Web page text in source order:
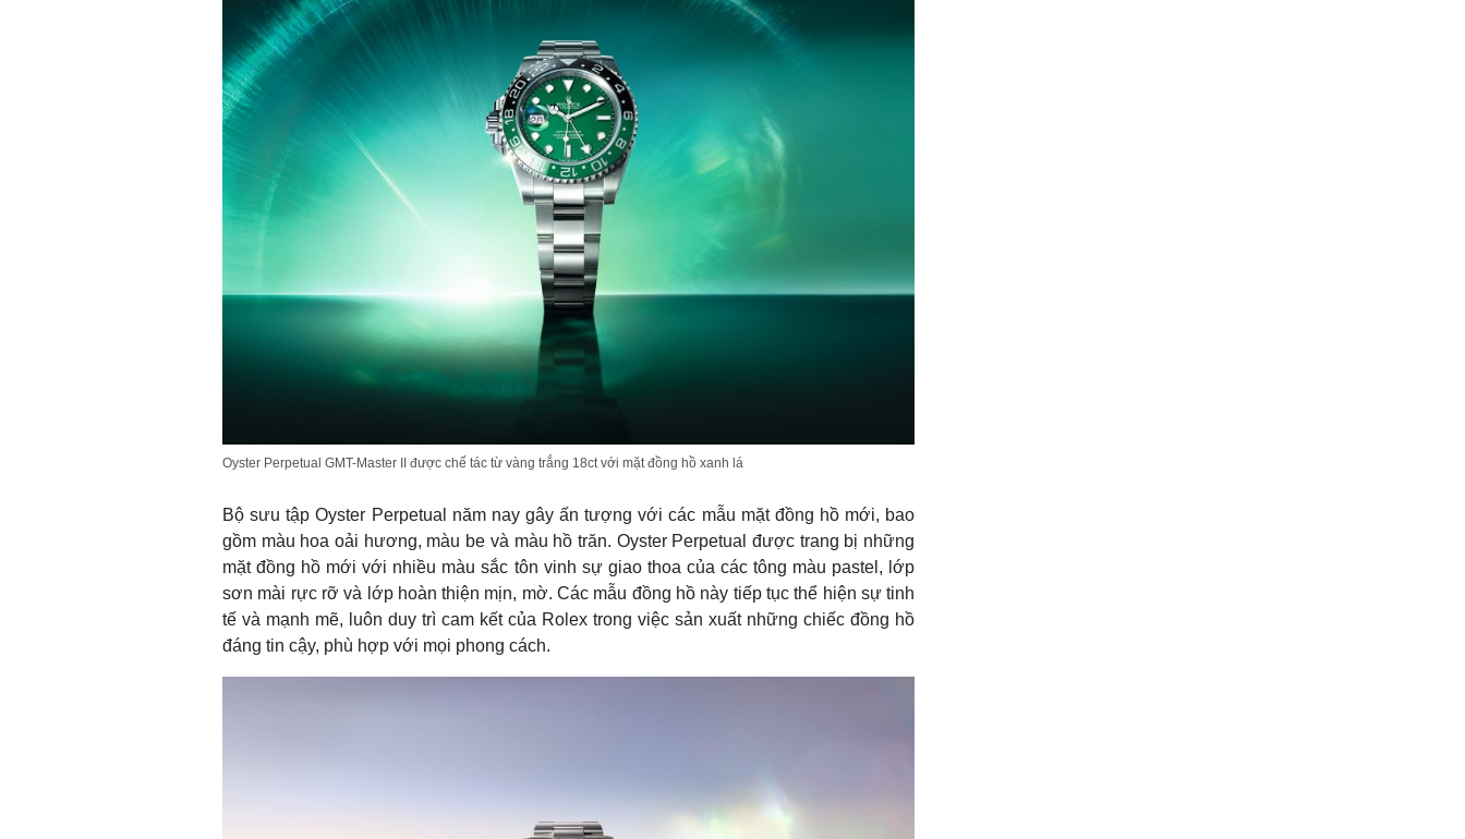
Oyster Perpetual GMT-Master II được chế tác từ vàng trắng 18ct với mặt đồng hồ xanh lá
Bộ sưu tậpOyster Perpetual
năm nay gây ấn tượng với các mẫu mặt đồng hồ mới, bao
gồm màu hoa oải hương, màu be và màu hồ trăn. Oyster Perpetual được trang bị những
mặt đồng hồ mới với nhiều màu sắc tôn vinh sự giao thoa của các tông màu pastel, lớp
sơn mài rực rỡ và lớp hoàn thiện mịn, mờ. Các mẫu đồng hồ này tiếp tục thể hiện sự tinh
tế và mạnh mẽ, luôn duy trì cam kết của Rolex trong việc sản xuất những chiếc đồng hồ
đáng tin cậy, phù hợp với mọi phong cách.